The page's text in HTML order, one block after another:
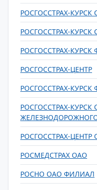
РОСГОССТРАХ-
РОСГОССТРАХ-КУРСК
РОСГОССТРАХ-
РОСГОССТРАХ-ЦЕНТР
РОСГОССТРАХ-
РОСГОССТРАХ-КУРСК
РОСГОССТРАХ-
РОСМЕДСТРАХ ОАО
РОСНО ОАО ФИЛИАЛ